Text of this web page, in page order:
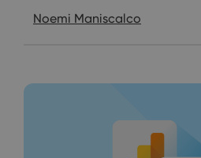
Noemi Maniscalco